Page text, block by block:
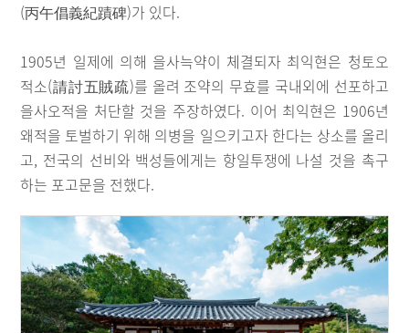
(丙午倡義紀蹟碑)가 있다.
1905년 일제에 의해 을사늑약이 체결되자 최익현은 청토오
적소(請討五賊疏)를 올려 조약의 무효를 국내외에 선포하고
을사오적을 처단할 것을 주장하였다. 이어 최익현은 1906년
왜적을 토벌하기 위해 의병을 일으키고자 한다는 상소를 올리
고, 전국의 선비와 백성들에게는 항일투쟁에 나설 것을 촉구
하는 포고문을 전했다.